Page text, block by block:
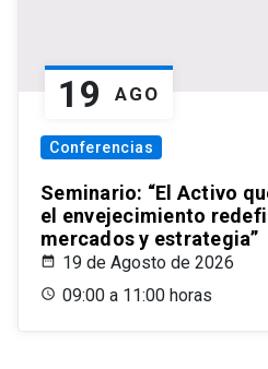
19 AGO
Conferencias
Seminario: “El Activo
el envejecimiento
mercados y estrategia”
19 de Agosto de 2026
09:00 a 11:00 horas